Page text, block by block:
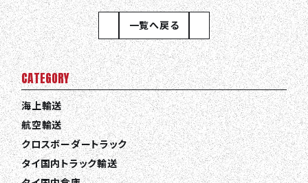
一覧へ戻る
CATEGORY
海上輸送
航空輸送
クロスボーダートラック
タイ国内トラック輸送